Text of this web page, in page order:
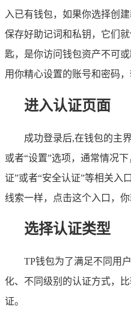
入已有钱包，如果你选择创
保存好助记词和私钥，它们
匙，是你访问钱包资产不可
用你精心设置的账号和密码
进入认证页面
成功登录后,在钱包的主
或者“设置”选项，通常情况
证”或者“安全认证”等相关入
线索一样，点击这个入口，
选择认证类型
TP钱包为了满足不同用
化、不同级别的认证方式，
证。